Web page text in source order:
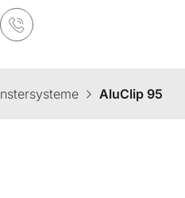
AluClip 95